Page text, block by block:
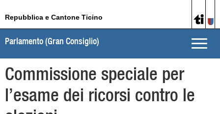
Repubblica e Cantone Ticino
Toggle
Parlamento (Gran Consiglio)
Commissione speciale per
l’esame dei ricorsi contro le